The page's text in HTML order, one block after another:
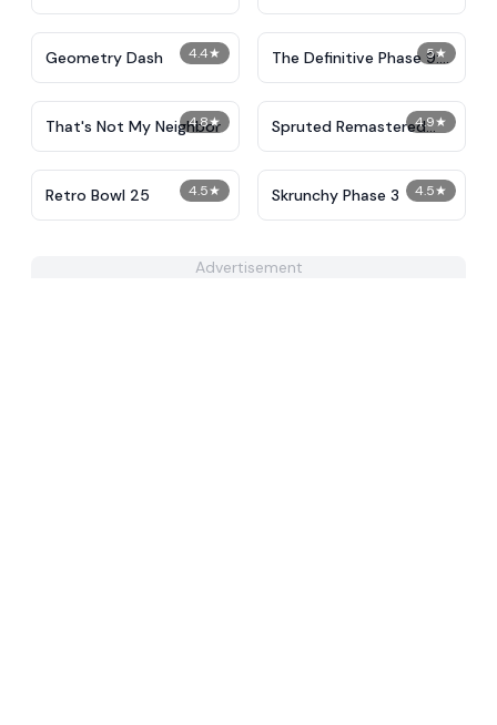
4.4★
Geometry Dash 5★
The Definitive Phase 9:
Demolition
4.8★
That's Not My Neighbor 4.9★
Spruted Remastered
Alternative Phase 2
4.5★
Retro Bowl 25 4.5★
Skrunchy Phase 3
Advertisement